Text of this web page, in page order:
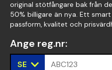
original stötfångare bak från
50% billigare än nya. Ett
passform, kvalitet och
Ange reg.nr:
SE ABC123